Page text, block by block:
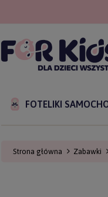
FOTELIKI
Strona główna Zabawki